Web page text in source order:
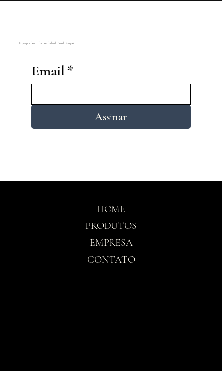
Email*
Assinar
Fique por dentro das novidades da Casa do Parquet
HOME
PRODUTOS
EMPRESA
CONTATO